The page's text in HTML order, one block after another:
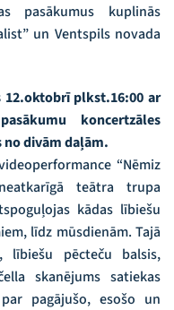
pasākumus kuplinās
un Ventspils novada
12.oktobrī plkst.16:00 ar
koncertzāles
no divām daļām.
“Nēmiz
teātra trupa
kādas lībiešu
līdz mūsdienām. Tajā
lībiešu pēcteču balsis,
skanējums satiekas
pagājušo, esošo un